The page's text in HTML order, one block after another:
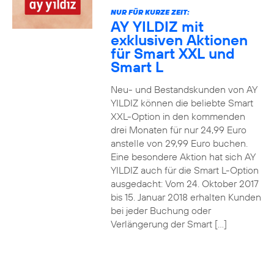
NUR FÜR KURZE ZEIT:
AY YILDIZ mit
exklusiven Aktionen
für Smart XXL und
Smart L
Neu- und Bestandskunden von AY
YILDIZ können die beliebte Smart
XXL-Option in den kommenden
drei Monaten für nur 24,99 Euro
anstelle von 29,99 Euro buchen.
Eine besondere Aktion hat sich AY
YILDIZ auch für die Smart L-Option
ausgedacht: Vom 24. Oktober 2017
bis 15. Januar 2018 erhalten Kunden
bei jeder Buchung oder
Verlängerung der Smart […]